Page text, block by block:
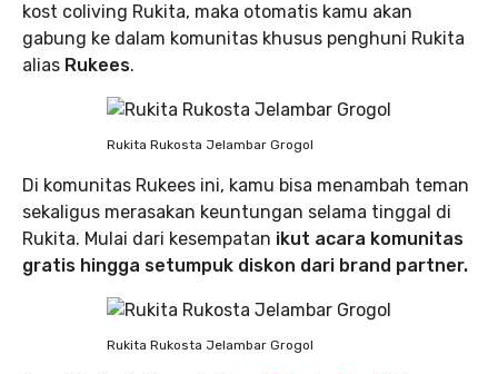
kost coliving Rukita, maka otomatis kamu akan
gabung ke dalam komunitas khusus penghuni Rukita
alias Rukees.
Rukita Rukosta Jelambar Grogol
Di komunitas Rukees ini, kamu bisa menambah teman
sekaligus merasakan keuntungan selama tinggal di
Rukita. Mulai dari kesempatan ikut acara komunitas
gratis hingga setumpuk diskon dari brand partner.
Rukita Rukosta Jelambar Grogol